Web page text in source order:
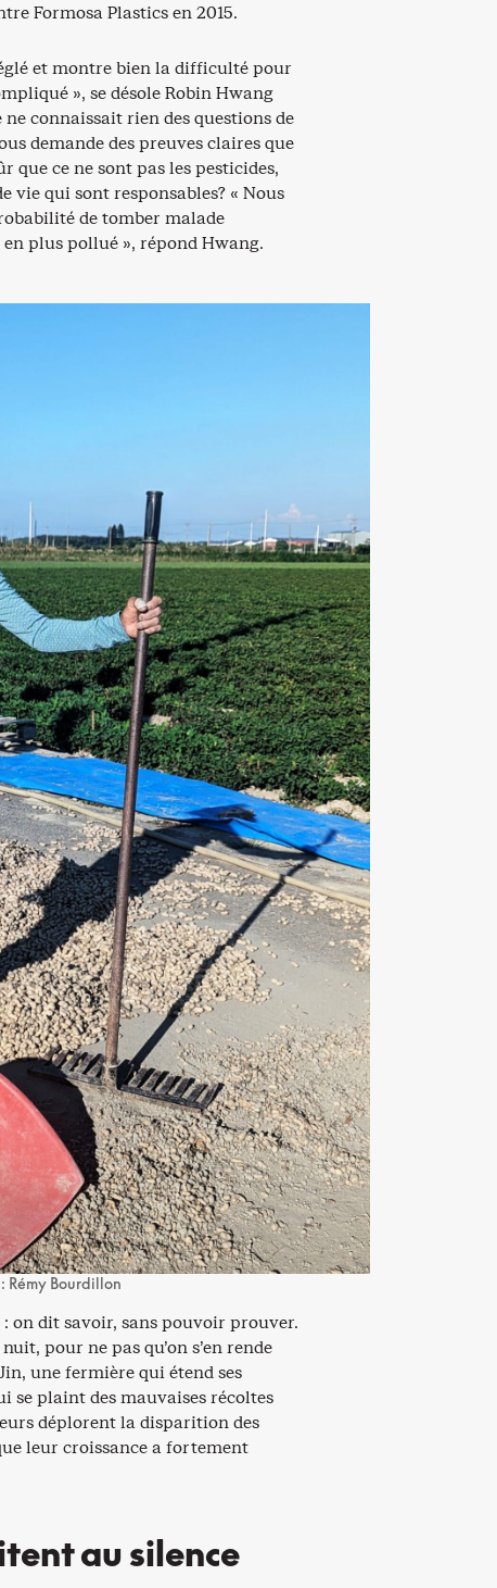
Formosa Plastics en 2015.
et montre bien la difficulté pour
», se désole Robin Hwang
connaissait rien des questions de
demande des preuves claires que
que ce ne sont pas les pesticides,
vie qui sont responsables? « Nous
de tomber malade
plus pollué », répond Hwang.
Rémy Bourdillon
on dit savoir, sans pouvoir prouver.
pour ne pas qu’on s’en rende
une fermière qui étend ses
se plaint des mauvaises récoltes
déplorent la disparition des
leur croissance a fortement
au silence